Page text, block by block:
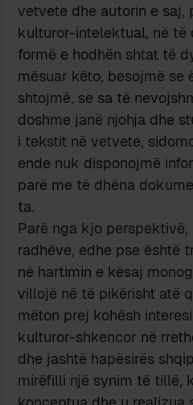
vetvete dhe autorin e saj,
kulturor-intelektual, në të
formë e hodhën shtat të
mësuar këto, besojmë se
shtojmë, se sa të
doshme janë njohja dhe
i teks­tit në vet­vete,
ende nuk disponojmë
parë me të dhëna
ta.
Parë nga kjo
radhëve, edhe pse është
në hartimin e kësaj
villojë në të pikërisht atë
mëton prej kohësh
kulturor-shkencor në
dhe jashtë hapësirës
mirë­filli një sy­nim të tillë,